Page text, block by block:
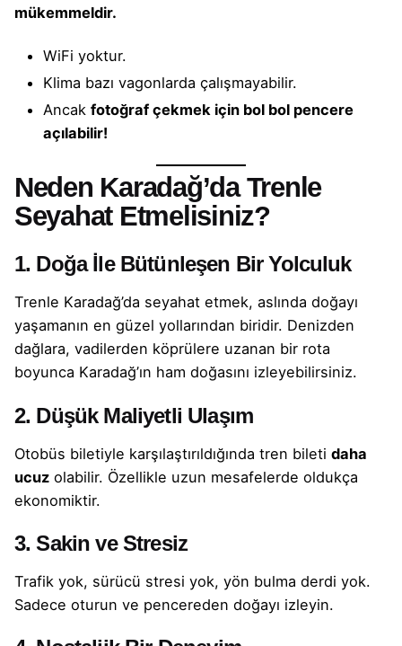
mükemmeldir.
WiFi yoktur.
Klima bazı vagonlarda çalışmayabilir.
Ancak fotoğraf çekmek için bol bol pencere
açılabilir!
Neden Karadağ’da Trenle
Seyahat Etmelisiniz?
1. Doğa İle Bütünleşen Bir Yolculuk
Trenle Karadağ’da seyahat etmek, aslında doğayı
yaşamanın en güzel yollarından biridir. Denizden
dağlara, vadilerden köprülere uzanan bir rota
boyunca Karadağ’ın ham doğasını izleyebilirsiniz.
2. Düşük Maliyetli Ulaşım
Otobüs biletiyle karşılaştırıldığında tren bileti daha
ucuz olabilir. Özellikle uzun mesafelerde oldukça
ekonomiktir.
3. Sakin ve Stresiz
Trafik yok, sürücü stresi yok, yön bulma derdi yok.
Sadece oturun ve pencereden doğayı izleyin.